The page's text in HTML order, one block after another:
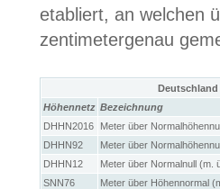
etabliert, an welchen
zentimetergenau
Höhennetz Bezeichnung
DHHN2016
Meter über
DHHN92
Meter über
DHHN12
Meter über Normalnull (m.
SNN76
Meter über Höhennormal